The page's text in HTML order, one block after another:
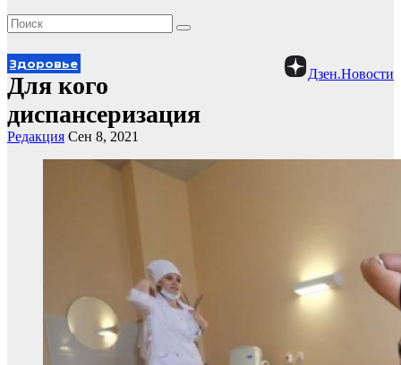
Дзен.Новости
Здоровье
Для кого
диспансеризация
Редакция Сен 8, 2021